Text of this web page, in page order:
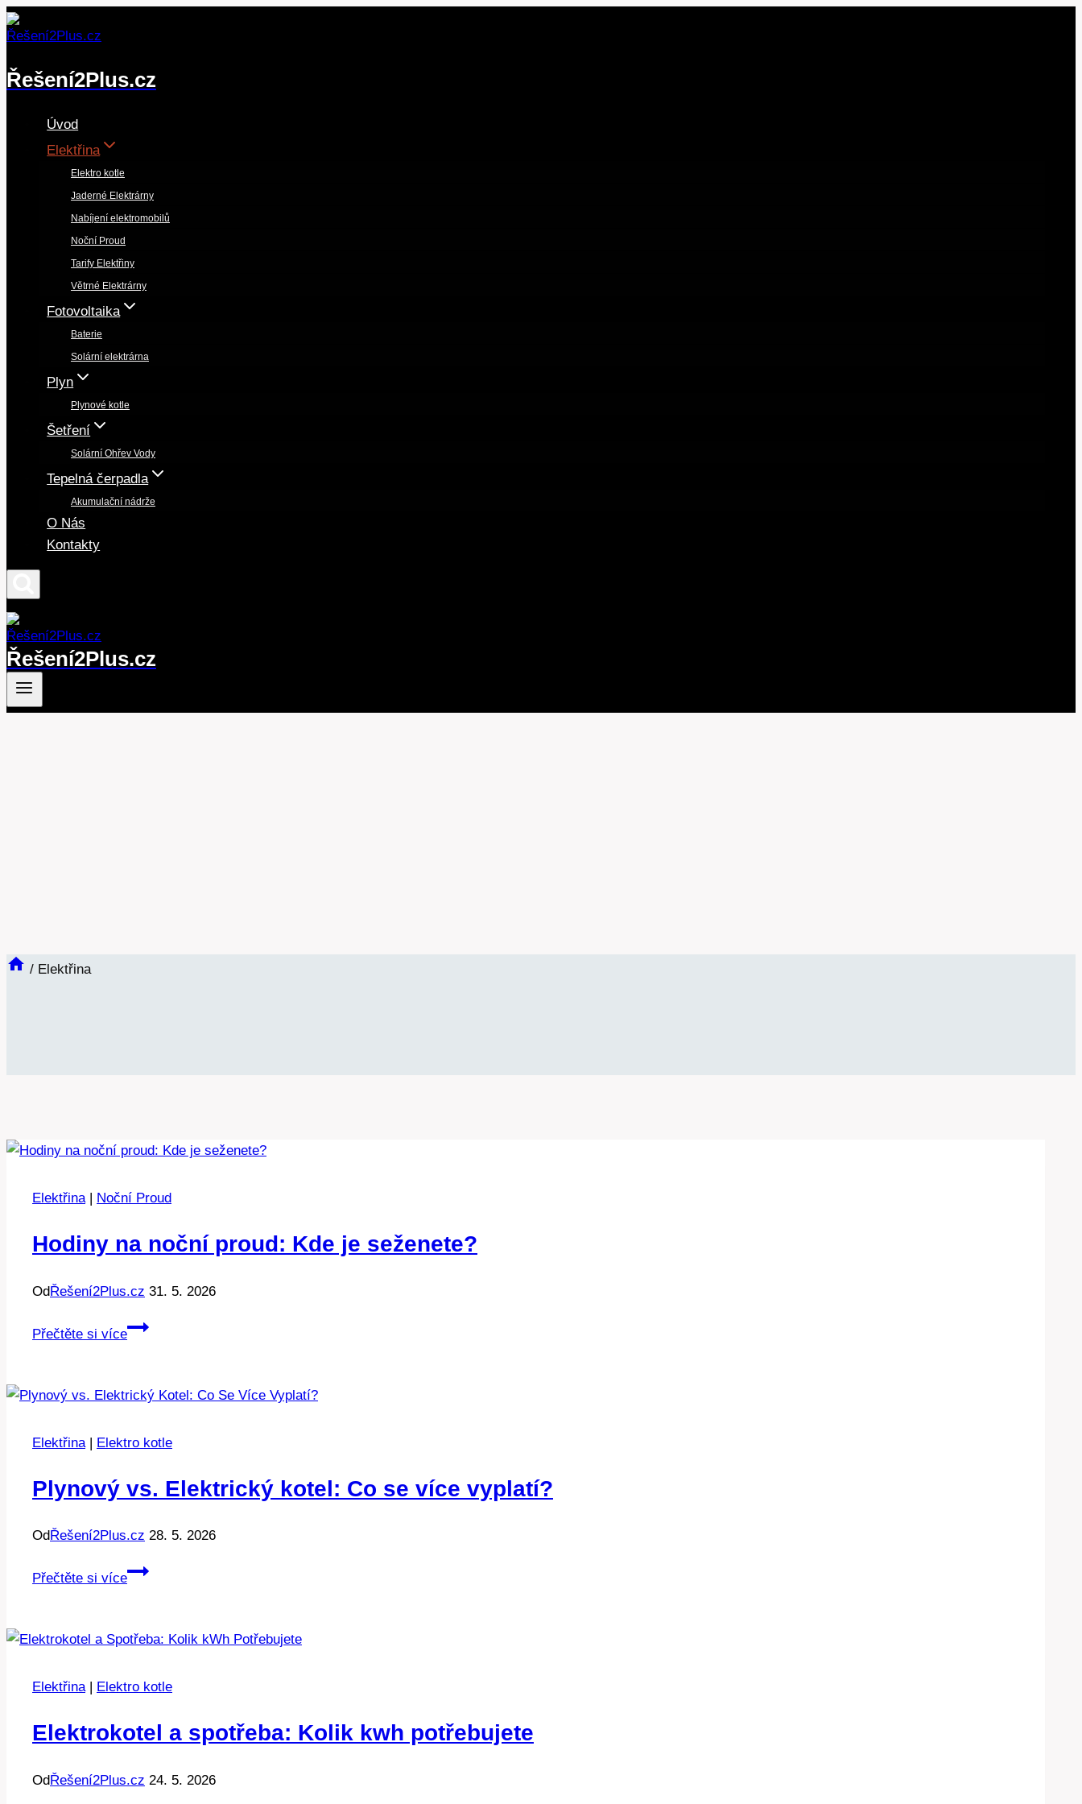
Přeskočit
na
Řešení2Plus.cz
Úvod
Elektřina
Elektro kotle
Jaderné Elektrárny
Nabíjení elektromobilů
Noční Proud
Tarify Elektřiny
Větrné Elektrárny
Fotovoltaika
Baterie
Solární elektrárna
Plyn
Plynové kotle
Šetření
Solární Ohřev Vody
Tepelná čerpadla
Akumulační nádrže
O Nás
Kontakty
Řešení2Plus.cz
/ Elektřina
Elektřina| Noční Proud
Hodiny na noční proud: Kde je seženete?
OdŘešení2Plus.cz 31. 5. 2026
Přečtěte si více
Hodiny
proud:
Elektřina | Elektro kotle
Plynový vs. Elektrický kotel: Co se více vyplatí?
OdŘešení2Plus.cz 28. 5. 2026
Přečtěte si více
Plynový
kotel:
vyplatí?
Elektřina| Elektro kotle
Elektrokotel a spotřeba: Kolik kwh potřebujete
OdŘešení2Plus.cz 24. 5. 2026